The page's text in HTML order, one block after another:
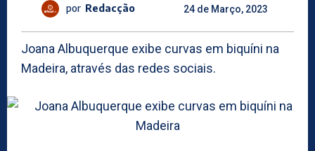
por Redacção 24 de Março, 2023
Joana Albuquerque exibe curvas em biquíni na
Madeira, através das redes sociais.